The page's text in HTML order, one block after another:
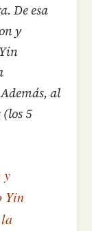
De esa
y
al
5
y
Yin